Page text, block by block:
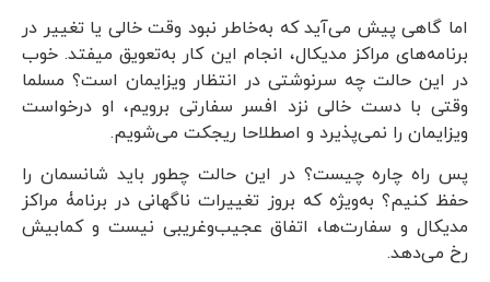
اما گاهی پیش می‌آید که به‌خاطر نبود وقت خالی یا تغییر در
برنامه‌های مراکز مدیکال، انجام این کار به‌تعویق میفتد. خوب
در این حالت چه سرنوشتی در انتظار ویزایمان است؟ مسلما
وقتی با دست خالی نزد افسر سفارتی برویم، او درخواست
ویزایمان را نمی‌پذیرد و اصطلاحا ریجکت می‌شویم.
پس راه چاره چیست؟ در این حالت چطور باید شانسمان را
حفظ کنیم؟ به‌ویژه که بروز تغییرات ناگهانی در برنامۀ مراکز
مدیکال و سفارت‌ها، اتفاق عجیب‌وغریبی نیست و کمابیش
رخ می‌دهد.